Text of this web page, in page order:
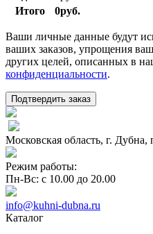
Итого
0руб.
Ваши личные данные будут
ваших заказов, упрощения
других целей, описанных в
конфиденциальности.
Подтвердить заказ
Московская область, г.
Режим работы:
Пн-Вс: с 10.00 до 20.00
info@kuhni-dubna.ru
Каталог